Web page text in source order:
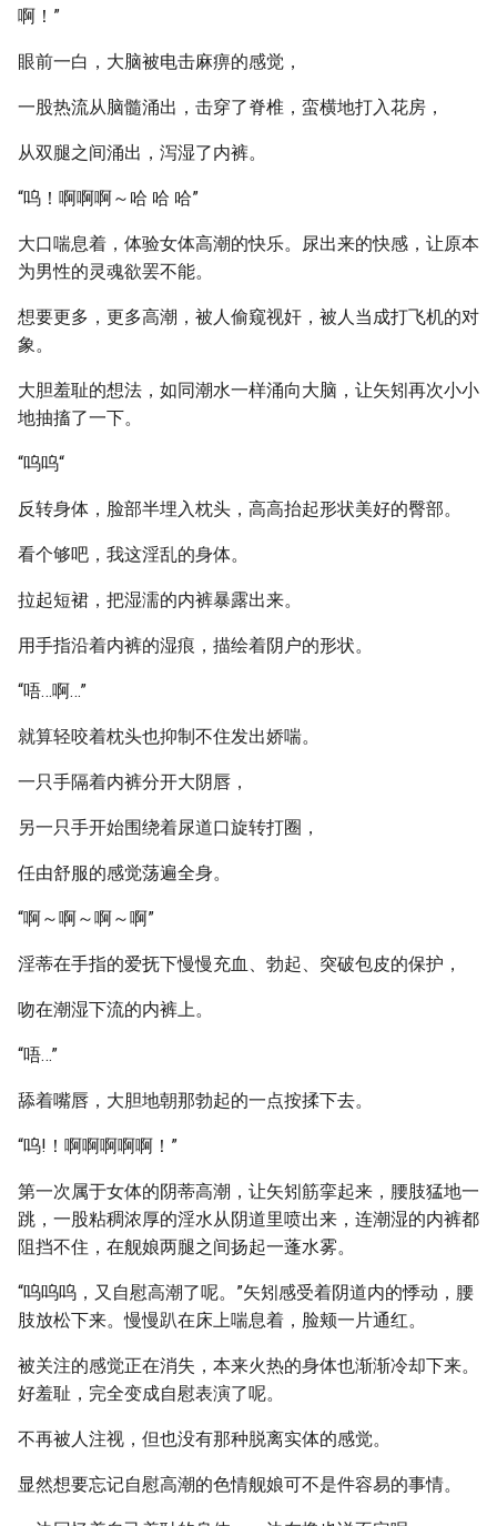
啊！”
眼前一白，大脑被电击麻痹的感觉，
一股热流从脑髓涌出，击穿了脊椎，蛮横地打入花房，
从双腿之间涌出，泻湿了内裤。
“呜！啊啊啊～哈 哈 哈”
大口喘息着，体验女体高潮的快乐。尿出来的快感，让原本
为男性的灵魂欲罢不能。
想要更多，更多高潮，被人偷窥视奸，被人当成打飞机的对
象。
大胆羞耻的想法，如同潮水一样涌向大脑，让矢矧再次小小
地抽搐了一下。
“呜呜“
反转身体，脸部半埋入枕头，高高抬起形状美好的臀部。
看个够吧，我这淫乱的身体。
拉起短裙，把湿濡的内裤暴露出来。
用手指沿着内裤的湿痕，描绘着阴户的形状。
“唔…啊…”
就算轻咬着枕头也抑制不住发出娇喘。
一只手隔着内裤分开大阴唇，
另一只手开始围绕着尿道口旋转打圈，
任由舒服的感觉荡遍全身。
“啊～啊～啊～啊”
淫蒂在手指的爱抚下慢慢充血、勃起、突破包皮的保护，
吻在潮湿下流的内裤上。
“唔…”
舔着嘴唇，大胆地朝那勃起的一点按揉下去。
“呜!！啊啊啊啊啊！”
第一次属于女体的阴蒂高潮，让矢矧筋挛起来，腰肢猛地一
跳，一股粘稠浓厚的淫水从阴道里喷出来，连潮湿的内裤都
阻挡不住，在舰娘两腿之间扬起一蓬水雾。
“呜呜呜，又自慰高潮了呢。”矢矧感受着阴道内的悸动，腰
肢放松下来。慢慢趴在床上喘息着，脸颊一片通红。
被关注的感觉正在消失，本来火热的身体也渐渐冷却下来。
好羞耻，完全变成自慰表演了呢。
不再被人注视，但也没有那种脱离实体的感觉。
显然想要忘记自慰高潮的色情舰娘可不是件容易的事情。